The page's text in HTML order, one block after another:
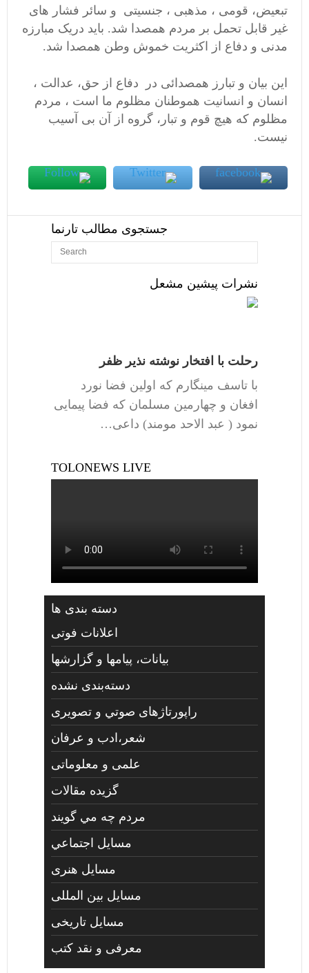
تبعیض، قومی ، مذهبی ، جنسیتی و سائر فشار های
غیر قابل تحمل بر مردم همصدا شد. باید دریک مبارزه
مدنی و دفاع از اکثریت خموش وطن همصدا شد.
این بیان و تبارز همصدائی در دفاع از حق، عدالت ،
انسان و انسانیت هموطنان مظلوم ما است ، مردم
مظلوم که هیچ قوم و تبار، گروه از آن بی آسیب
نیست.
جستجوی مطالب تارنما
نشرات پیشین مشعل
رحلت با افتخار نوشته نذیر ظفر
با تاسف مینگارم که اولین فضا نورد
افغان و چهارمین مسلمان که فضا پیمایی
نمود ( عبد الاحد مومند) داعی…
TOLONEWS LIVE
دسته بندی ها
اعلانات فوتی
بیانات، پیامها و گزارشها
دسته‌بندی نشده
راپورتاژهای صوتي و تصويری
شعر،ادب و عرفان
علمی و معلوماتی
گزیده مقالات
مردم چه مي گويند
مسايل اجتماعي
مسايل هنری
مسایل بین المللی
مسایل تاریخی
معرفی و نقد کتب